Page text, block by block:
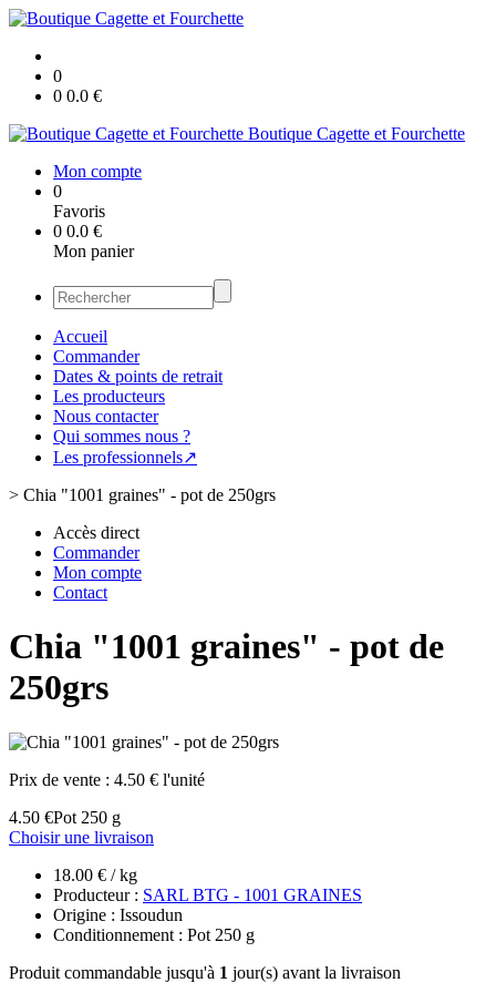
0
0 0.0 €
Boutique Cagette et Fourchette
Mon compte
0
Favoris
0 0.0 €
Mon panier
Accueil
Commander
Dates & points de retrait
Les producteurs
Nous contacter
Qui sommes nous ?
Les professionnels↗
> Chia "1001 graines" - pot de 250grs
Accès direct
Commander
Mon compte
Contact
Chia "1001 graines" - pot de
250grs
Prix de vente : 4.50 € l'unité
4.50 €Pot 250 g
Choisir une livraison
18.00 € / kg
Producteur : SARL BTG - 1001 GRAINES
Origine : Issoudun
Conditionnement : Pot 250 g
Produit commandable jusqu'à 1 jour(s) avant la livraison